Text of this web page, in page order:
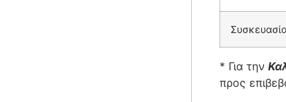
* Για τηνΚ
προς